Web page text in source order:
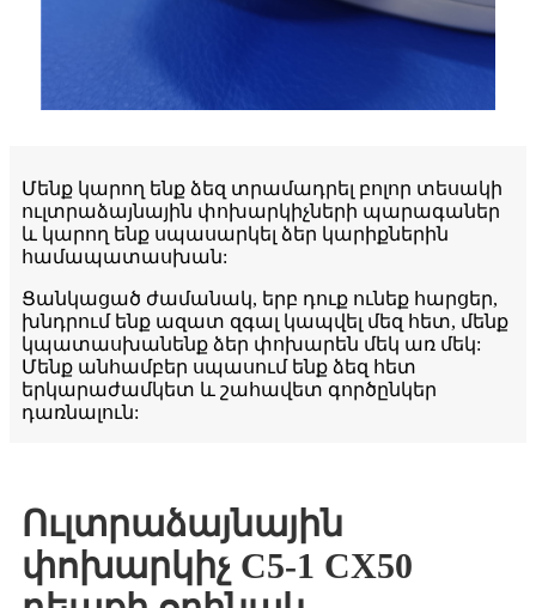
Մենք կարող ենք ձեզ տրամադրել բոլոր տեսակի
ուլտրաձայնային փոխարկիչների պարագաներ
և կարող ենք սպասարկել ձեր կարիքներին
համապատասխան:
Ցանկացած ժամանակ, երբ դուք ունեք հարցեր,
խնդրում ենք ազատ զգալ կապվել մեզ հետ, մենք
կպատասխանենք ձեր փոխարեն մեկ առ մեկ:
Մենք անհամբեր սպասում ենք ձեզ հետ
երկարաժամկետ և շահավետ գործընկեր
դառնալուն:
Ուլտրաձայնային
փոխարկիչ C5-1 CX50